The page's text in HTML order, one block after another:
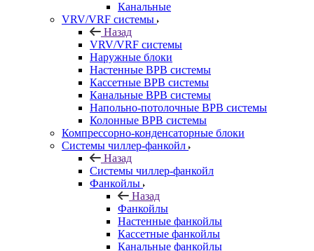
Канальные
VRV/VRF системы
Назад
VRV/VRF системы
Наружные блоки
Настенные ВРВ системы
Кассетные ВРВ системы
Канальные ВРВ системы
Напольно-потолочные ВРВ системы
Колонные ВРВ системы
Компрессорно-конденсаторные блоки
Системы чиллер-фанкойл
Назад
Системы чиллер-фанкойл
Фанкойлы
Назад
Фанкойлы
Настенные фанкойлы
Кассетные фанкойлы
Канальные фанкойлы